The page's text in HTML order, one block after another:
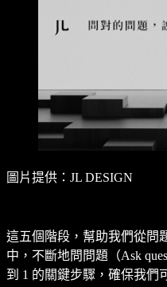
圖片提供：JL DESIGN
這五個階段，幫助我們從問
中，不斷地問問題（Ask
到 1 的關鍵步驟，確保我們